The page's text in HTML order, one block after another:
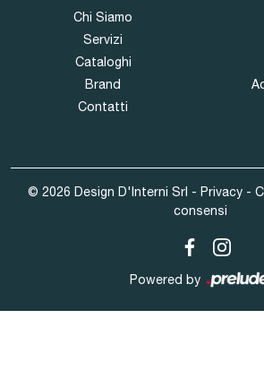
Chi Siamo
Servizi
Cataloghi
Brand
Contatti
© 2026 Design D'Interni Srl - Privacy-
consensi
Powered by